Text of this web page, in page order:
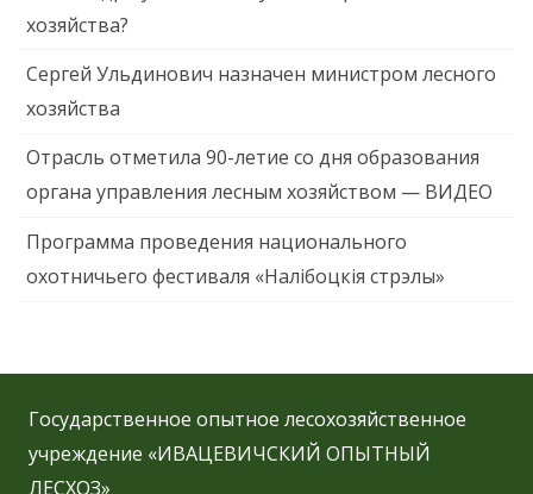
хозяйства?
Сергей Ульдинович назначен министром лесного
хозяйства
Отрасль отметила 90-летие со дня образования
органа управления лесным хозяйством — ВИДЕО
Программа проведения национального
охотничьего фестиваля «Налібоцкія стрэлы»
Государственное опытное лесохозяйственное
учреждение «ИВАЦЕВИЧСКИЙ ОПЫТНЫЙ
ЛЕСХОЗ»